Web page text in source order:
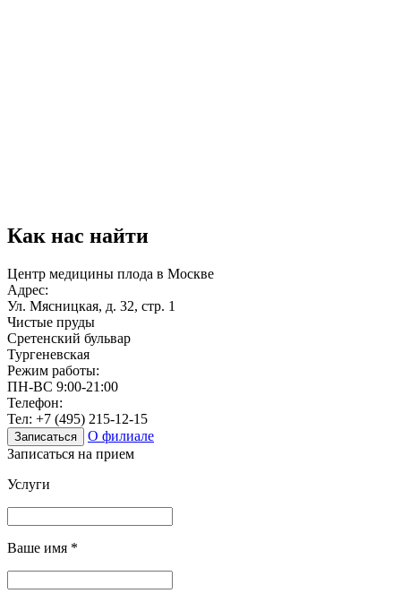
Как нас найти
Центр медицины плода в Москве
Адрес:
Ул. Мясницкая, д. 32, стр. 1
Чистые пруды
Сретенский бульвар
Тургеневская
Режим работы:
ПН-ВС 9:00-21:00
Телефон:
Тел: +7 (495) 215-12-15
Записаться
О филиале
Записаться на прием
Услуги
Ваше имя *